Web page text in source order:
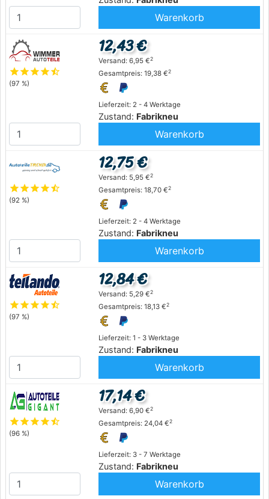
Warenkorb
starstarstarstarstar_half
(97 %)
Lieferzeit: 2 - 4 Werktage
Zustand: Fabrikneu
12,43 €
Versand: 6,95 €2
Gesamtpreis: 19,38 €2
Warenkorb
starstarstarstarstar_half
(92 %)
Lieferzeit: 2 - 4 Werktage
Zustand: Fabrikneu
12,75 €
Versand: 5,95 €2
Gesamtpreis: 18,70 €2
Warenkorb
starstarstarstarstar_half
(97 %)
Lieferzeit: 1 - 3 Werktage
Zustand: Fabrikneu
12,84 €
Versand: 5,29 €2
Gesamtpreis: 18,13 €2
Warenkorb
starstarstarstarstar_half
(96 %)
Lieferzeit: 3 - 7 Werktage
Zustand: Fabrikneu
17,14 €
Versand: 6,90 €2
Gesamtpreis: 24,04 €2
Warenkorb